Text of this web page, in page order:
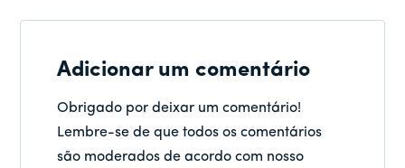
Adicionar um comentário
Obrigado por deixar um comentário!
Lembre-se de que todos os comentários
são moderados de acordo com nosso